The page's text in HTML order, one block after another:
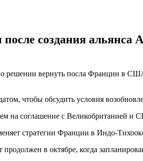
создания альянса
вернуть посла Франции в
чтобы обсудить условия
на соглашение с Великобританией и
стратегии Франции в Индо-
в октябре, когда